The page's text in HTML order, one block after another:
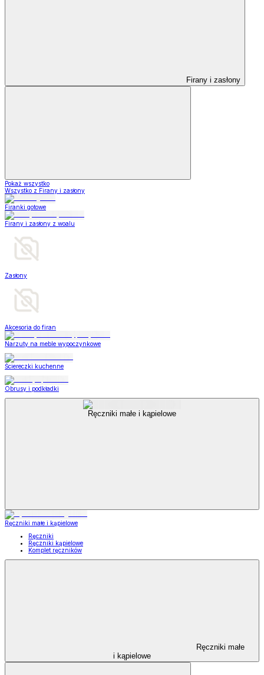
Firany i zasłony
Pokaż wszystko
Wszystko z Firany i zasłony
Firanki gotowe
Firany i zasłony z woalu
Zasłony
Akcesoria do firan
Narzuty na meble wypoczynkowe
Ściereczki kuchenne
Obrusy i podkładki
Ręczniki małe i kąpielowe
Ręczniki małe i kąpielowe
Ręczniki
Ręczniki kąpielowe
Komplet ręczników
Ręczniki małe
i kąpielowe